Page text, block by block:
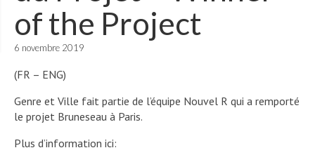
of the Project
6 novembre 2019
(FR – ENG)
Genre et Ville fait partie de l’équipe Nouvel R qui a remporté
le projet Bruneseau à Paris.
Plus d’information ici: